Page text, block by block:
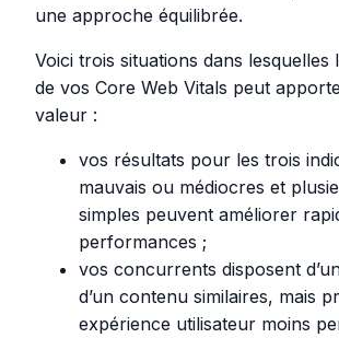
une approche équilibrée.
Voici trois situations dans lesquelles
de vos Core Web Vitals peut
valeur :
vos résultats pour les trois
mauvais ou médiocres et
simples peuvent améliorer
performances ;
vos concurrents disposent
d’un contenu similaires, mais
expérience utilisateur moins